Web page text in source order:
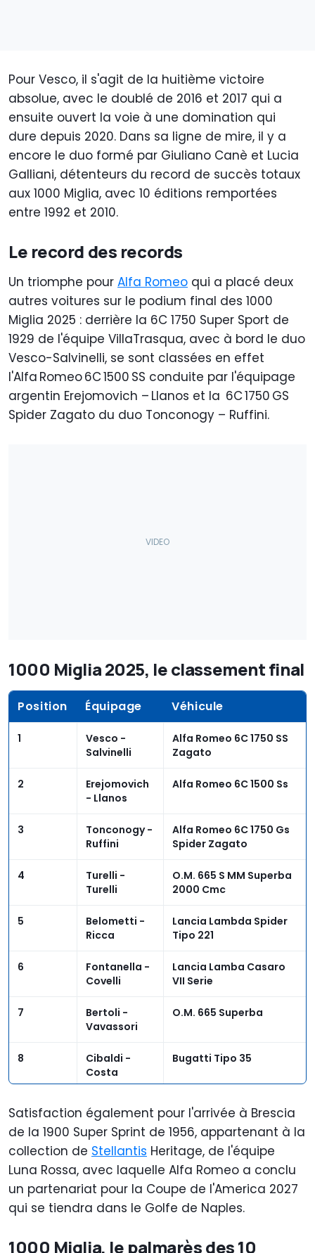
Pour Vesco, il s'agit de la huitième victoire
absolue, avec le doublé de 2016 et 2017 qui a
ensuite ouvert la voie à une domination qui
dure depuis 2020. Dans sa ligne de mire, il y a
encore le duo formé par Giuliano Canè et Lucia
Galliani, détenteurs du record de succès totaux
aux 1000 Miglia, avec 10 éditions remportées
entre 1992 et 2010.
Le record des records
Un triomphe pour Alfa Romeo qui a placé deux
autres voitures sur le podium final des 1000
Miglia 2025 : derrière la 6C 1750 Super Sport de
1929 de l'équipe VillaTrasqua, avec à bord le duo
Vesco-Salvinelli, se sont classées en effet
l'Alfa Romeo 6C 1500 SS conduite par l'équipage
argentin Erejomovich – Llanos et la 6C 1750 GS
Spider Zagato du duo Tonconogy – Ruffini.
1000 Miglia 2025, le classement final
Position Équipage Véhicule
1
Vesco -
Salvinelli
Alfa Romeo 6C 1750 SS
Zagato
2
Erejomovich
- Llanos
Alfa Romeo 6C 1500 Ss
3
Tonconogy -
Ruffini
Alfa Romeo 6C 1750 Gs
Spider Zagato
4
Turelli -
Turelli
O.M. 665 S MM Superba
2000 Cmc
5
Belometti -
Ricca
Lancia Lambda Spider
Tipo 221
6
Fontanella -
Covelli
Lancia Lamba Casaro
VII Serie
7
Bertoli -
Vavassori
O.M. 665 Superba
8
Cibaldi -
Costa
Bugatti Tipo 35
Malucelli -
Maggi
O.M. 665 S Superba
2000 Cmc
10
Gamberini -
Ceccardi
O.M. 665 S Mm Superba
2000 Cmc
Satisfaction également pour l'arrivée à Brescia
de la 1900 Super Sprint de 1956, appartenant à la
collection de Stellantis Heritage, de l'équipe
Luna Rossa, avec laquelle Alfa Romeo a conclu
un partenariat pour la Coupe de l'America 2027
qui se tiendra dans le Golfe de Naples.
1000 Miglia, le palmarès des 10